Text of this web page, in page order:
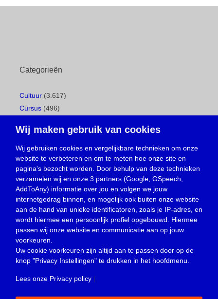
Categorieën
Cultuur (3.617)
Cursus (496)
Gemeentepagina(104)
Ingezonden brief(537)
Media(156)
Nieuws (23.329)
Oproep(734)
Overlijden(39)
Podcast(18)
prijsvraag (5)
Religie (1.438)
Service(226)
Wij maken gebruik van cookies
Wij gebruiken cookies en vergelijkbare technieken om onze
website te verbeteren en om te meten hoe onze site en
pagina's bezocht worden. Door behulp van deze technieken
verzamelen wij en onze 3 partners (Google, GSpeech,
AddToAny) informatie over jou en volgen we jouw
internetgedrag binnen, en mogelijk ook buiten onze website
aan de hand van unieke identificatoren, zoals je IP-adres, en
wordt hiermee een persoonlijk profiel opgebouwd. Hiermee
passen wij onze website en communicatie aan op jouw
voorkeuren.
Uw cookie voorkeuren zijn altijd aan te passen door op de
knop "Privacy Instellingen" te drukken in het hoofdmenu.
Lees onze Privacy policy |